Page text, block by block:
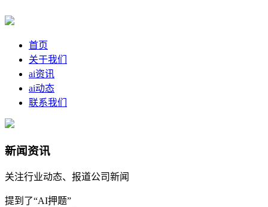
首页
关于我们
ai资讯
ai动态
联系我们
新闻资讯
关注行业动态、报道公司新闻
提到了“AI押题”